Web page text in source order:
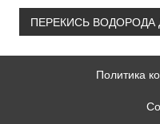
ПЕРЕКИСЬ ВОДОРОДА
Политика